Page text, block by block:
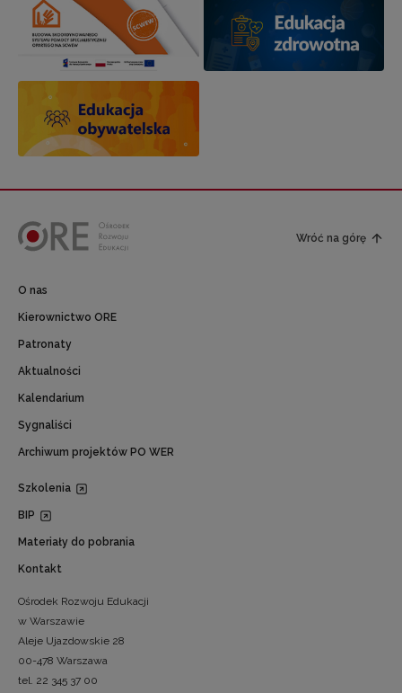
Wróć na górę
O nas
Kierownictwo ORE
Patronaty
Aktualności
Kalendarium
Sygnaliści
Archiwum projektów PO WER
Szkolenia
BIP
Materiały do pobrania
Kontakt
Ośrodek Rozwoju Edukacji
w Warszawie
Aleje Ujazdowskie 28
00-478 Warszawa
tel. 22 345 37 00